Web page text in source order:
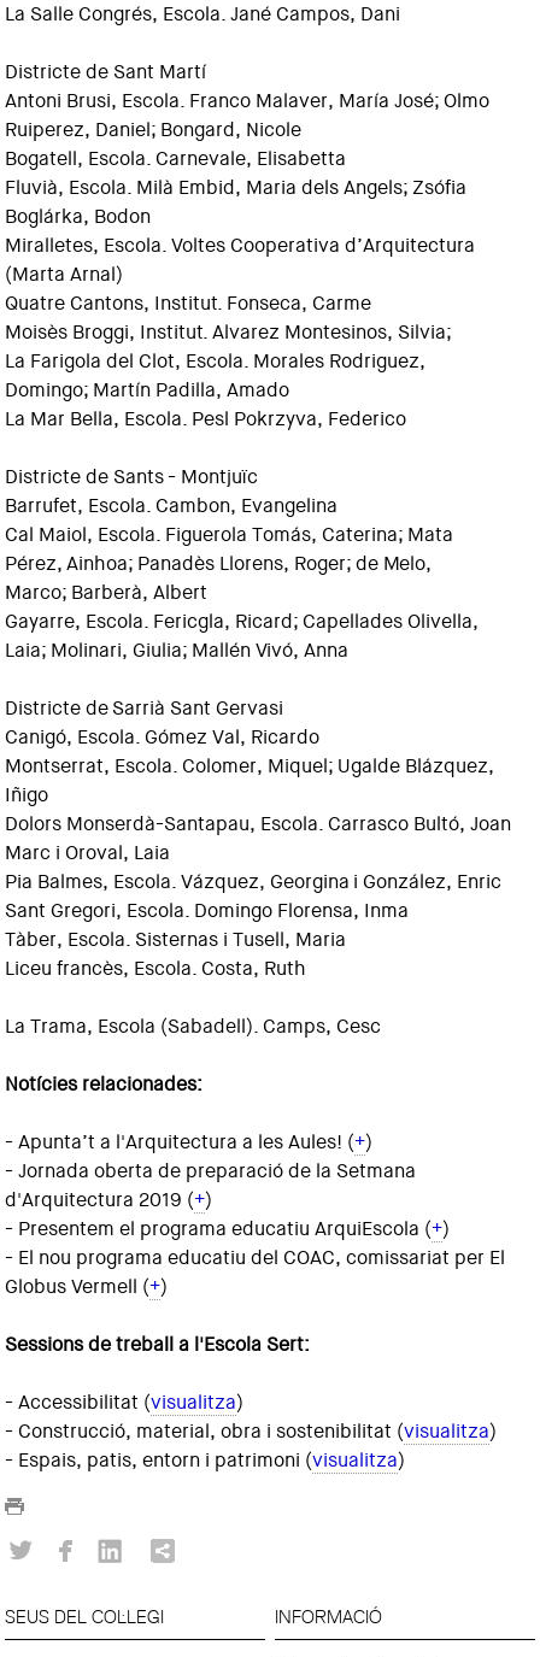
La Salle Congrés, Escola. Jané Campos, Dani
Districte de Sant Martí
Antoni Brusi, Escola. Franco Malaver, María José; Olmo
Ruiperez, Daniel; Bongard, Nicole
Bogatell, Escola. Carnevale, Elisabetta
Fluvià, Escola. Milà Embid, Maria dels Angels; Zsófia
Boglárka, Bodon
Miralletes, Escola. Voltes Cooperativa d’Arquitectura
(Marta Arnal)
Quatre Cantons, Institut. Fonseca, Carme
Moisès Broggi, Institut. Alvarez Montesinos, Silvia;
La Farigola del Clot, Escola. Morales Rodriguez,
Domingo; Martín Padilla, Amado
La Mar Bella, Escola. Pesl Pokrzyva, Federico
Districte de Sants - Montjuïc
Barrufet, Escola. Cambon, Evangelina
Cal Maiol, Escola. Figuerola Tomás, Caterina; Mata
Pérez, Ainhoa; Panadès Llorens, Roger; de Melo,
Marco; Barberà, Albert
Gayarre, Escola. Fericgla, Ricard; Capellades Olivella,
Laia; Molinari, Giulia; Mallén Vivó, Anna
Districte de Sarrià Sant Gervasi
Canigó, Escola. Gómez Val, Ricardo
Montserrat, Escola. Colomer, Miquel; Ugalde Blázquez,
Iñigo
Dolors Monserdà-Santapau, Escola. Carrasco Bultó, Joan
Marc i Oroval, Laia
Pia Balmes, Escola. Vázquez, Georgina i González, Enric
Sant Gregori, Escola. Domingo Florensa, Inma
Tàber, Escola. Sisternas i Tusell, Maria
Liceu francès, Escola. Costa, Ruth
La Trama, Escola (Sabadell). Camps, Cesc
Notícies relacionades:
- Apunta’t a l'Arquitectura a les Aules! (+)
- Jornada oberta de preparació de la Setmana
d'Arquitectura 2019 (+)
- Presentem el programa educatiu ArquiEscola (+)
- El nou programa educatiu del COAC, comissariat per El
Globus Vermell (+)
Sessions de treball a l'Escola Sert:
- Accessibilitat (visualitza)
- Construcció, material, obra i sostenibilitat (visualitza)
- Espais, patis, entorn i patrimoni (visualitza)
SEUS DEL COL·LEGI INFORMACIÓ